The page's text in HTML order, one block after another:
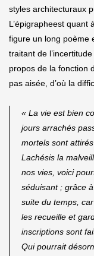
styles architecturaux
L’épigrapheest quant
figure un long poème
traitant de
propos de la fonction
pas aisée, d’où la
« La vie est bien
jours arrachés
mortels sont
Lachésis la
nos vies, voici
séduisant ; grâce
suite du temps,
les recueille et
inscriptions sont
Qui pourrait